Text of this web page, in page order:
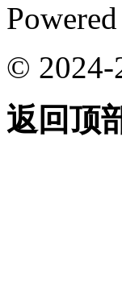
© 2024-
返回顶